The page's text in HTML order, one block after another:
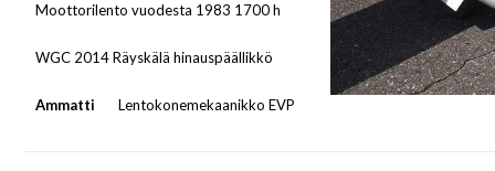
Moottorilento vuodesta 1983 1700 h
WGC 2014 Räyskälä hinauspäällikkö
AmmattiLentokonemekaanikko EVP